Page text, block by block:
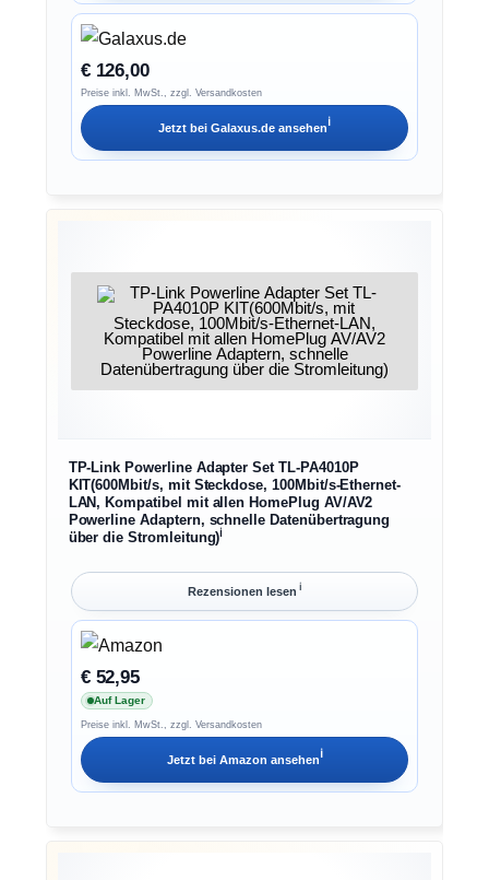
€ 126,00
Preise inkl. MwSt., zzgl. Versandkosten
Jetzt bei Galaxus.de ansehenℹ︎
TP-Link Powerline Adapter Set TL-PA4010P
KIT(600Mbit/s, mit Steckdose, 100Mbit/s-Ethernet-
LAN, Kompatibel mit allen HomePlug AV/AV2
Powerline Adaptern, schnelle Datenübertragung
über die Stromleitung)ℹ︎
Rezensionen lesen ℹ︎
€ 52,95
Auf Lager
Preise inkl. MwSt., zzgl. Versandkosten
Jetzt bei Amazon ansehenℹ︎